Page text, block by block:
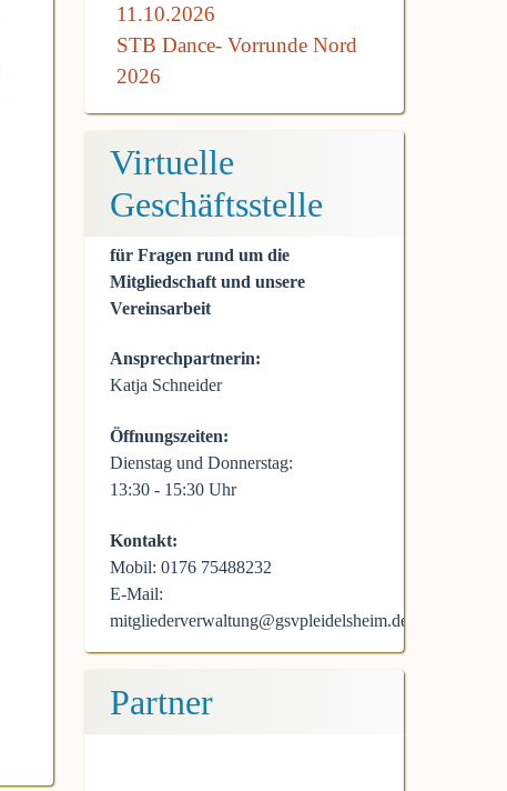
11.10.2026
STB Dance- Vorrunde Nord
2026
Virtuelle
Geschäftsstelle
für Fragen rund um die
Mitgliedschaft und unsere
Vereinsarbeit
Ansprechpartnerin:
Katja Schneider
Öffnungszeiten:
Dienstag und Donnerstag:
13:30 - 15:30 Uhr
Kontakt:
Mobil: 0176 75488232
E-Mail:
mitgliederverwaltung@gsvpleidelsheim.de
Partner